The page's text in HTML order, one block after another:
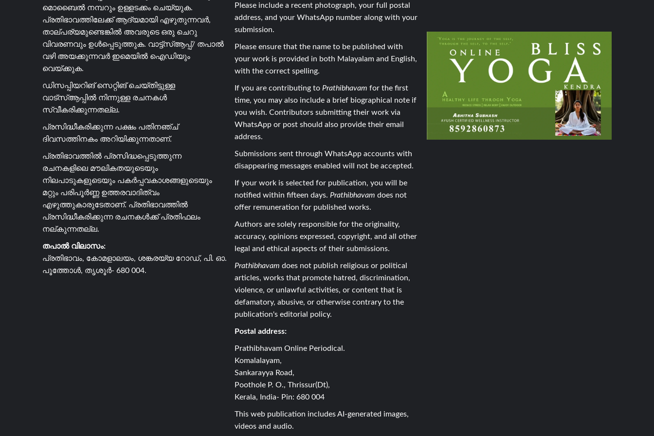
മൊബൈൽ നമ്പറും ഉള്ളടക്കം ചെയ്യുക.
പ്രതിഭാവത്തിലേക്ക് ആദ്യമായി എഴുതുന്നവർ,
താല്പര്യമുണ്ടെങ്കിൽ അവരുടെ ഒരു ചെറു
വിവരണവും ഉൾപ്പെടുത്തുക. വാട്ട്സ്ആപ്പ്/ തപാൽ
വഴി അയക്കുന്നവർ ഇമെയിൽ ഐഡിയും
വെയ്ക്കുക.
ഡിസപ്പിയറിങ് സെറ്റിങ് ചെയ്തിട്ടുള്ള
വാട്സ്ആപ്പിൽ നിന്നുള്ള രചനകൾ
സ്വീകരിക്കുന്നതല്ല.
പ്രസിദ്ധീകരിക്കുന്ന പക്ഷം പതിനഞ്ച്
ദിവസത്തിനകം അറിയിക്കുന്നതാണ്.
പ്രതിഭാവത്തിൽ പ്രസിദ്ധപ്പെടുത്തുന്ന
രചനകളിലെ മൗലികതയുടെയും
നിലപാടുകളുടെയും പകർപ്പവകാശങ്ങളുടെയും
മറ്റും പരിപൂർണ്ണ ഉത്തരവാദിത്വം
എഴുത്തുകാരുടേതാണ്. പ്രതിഭാവത്തിൽ
പ്രസിദ്ധീകരിക്കുന്ന രചനകൾക്ക് പ്രതിഫലം
നല്കുന്നതല്ല.
തപാൽ വിലാസം:
പ്രതിഭാവം, കോമളാലയം, ശങ്കരയ്യ റോഡ്, പി. ഓ.
പൂത്തോൾ, തൃശൂർ- 680 004.
Please include a recent photograph, your full postal
address, and your WhatsApp number along with your
submission.
Please ensure that the name to be published with
your work is provided in both Malayalam and English,
with the correct spelling.
If you are contributing to Prathibhavam for the first
time, you may also include a brief biographical note if
you wish. Contributors submitting their work via
WhatsApp or post should also provide their email
address.
Submissions sent through WhatsApp accounts with
disappearing messages enabled will not be accepted.
If your work is selected for publication, you will be
notified within fifteen days. Prathibhavam does not
offer remuneration for published works.
Authors are solely responsible for the originality,
accuracy, opinions expressed, copyright, and all other
legal and ethical aspects of their submissions.
Prathibhavam does not publish religious or political
articles, works that promote hatred, discrimination,
violence, or unlawful activities, or content that is
defamatory, abusive, or otherwise contrary to the
publication's editorial policy.
Postal address:
Prathibhavam Online Periodical.
Komalalayam,
Sankarayya Road,
Poothole P. O., Thrissur(Dt),
Kerala, India- Pin: 680 004
This web publication includes AI-generated images,
videos and audio.